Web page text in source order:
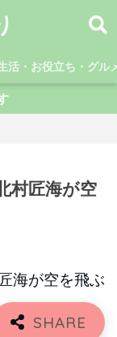
活・お役立ち・グル
村匠海が空